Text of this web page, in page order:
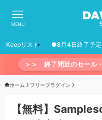
MENU
Keepリスト ●8月4日終了予
＞＞ 終了間近のセール
ホーム フリープラグイン
【無料】